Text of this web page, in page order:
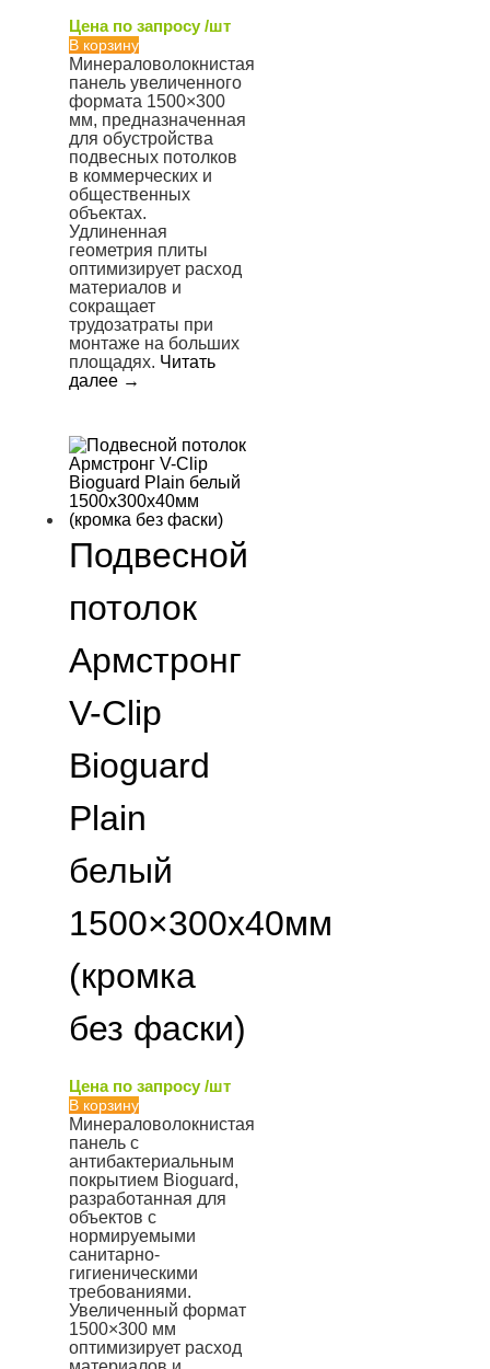
Цена по запросу /шт
В корзину
Минераловолокнистая
панель увеличенного
формата 1500×300
мм, предназначенная
для обустройства
подвесных потолков
в коммерческих и
общественных
объектах.
Удлиненная
геометрия плиты
оптимизирует расход
материалов и
сокращает
трудозатраты при
монтаже на больших
площадях. Читать
далее →
Подвесной
потолок
Армстронг
V-Clip
Bioguard
Plain
белый
1500×300х40мм
(кромка
без фаски)
Цена по запросу /шт
В корзину
Минераловолокнистая
панель с
антибактериальным
покрытием Bioguard,
разработанная для
объектов с
нормируемыми
санитарно-
гигиеническими
требованиями.
Увеличенный формат
1500×300 мм
оптимизирует расход